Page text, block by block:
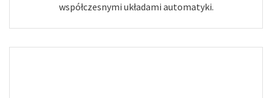
współczesnymi układami automatyki.